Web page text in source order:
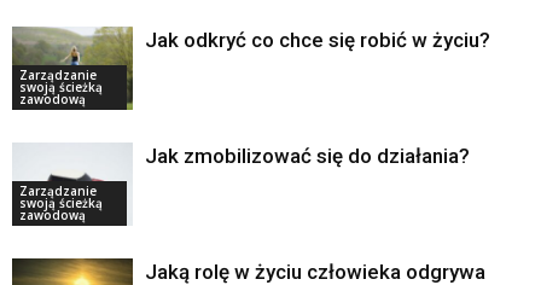
Zarządzanie
swoją ścieżką
zawodową
Jak odkryć co chce się robić w życiu?
Zarządzanie
swoją ścieżką
zawodową
Jak zmobilizować się do działania?
Jaką rolę w życiu człowieka odgrywa